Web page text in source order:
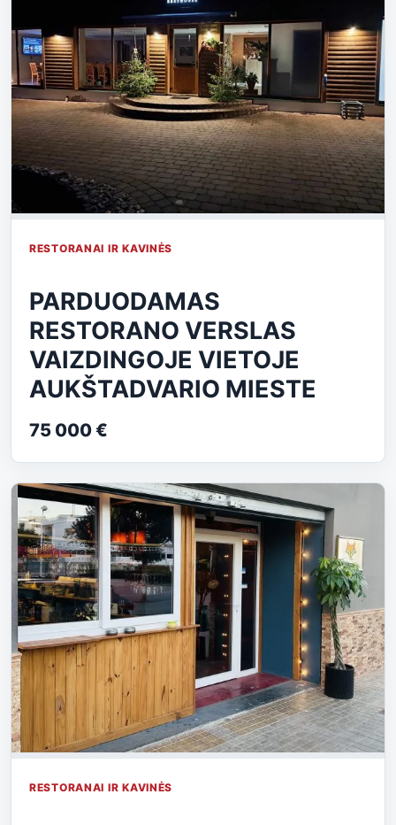
RESTORANAI IR KAVINĖS
PARDUODAMAS
RESTORANO VERSLAS
VAIZDINGOJE VIETOJE
AUKŠTADVARIO MIESTE
75 000 €
RESTORANAI IR KAVINĖS